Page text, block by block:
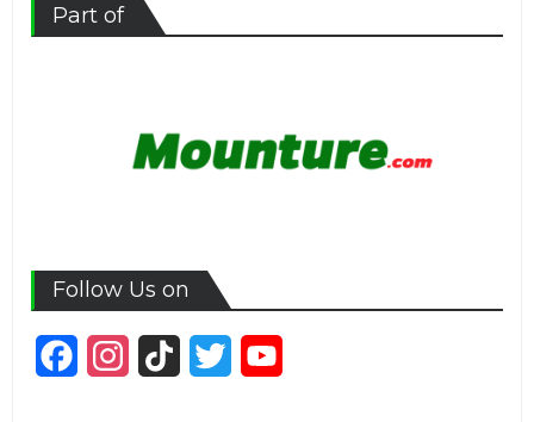
Part of
Follow Us on
FacebookInstagram
TikTok Twitter